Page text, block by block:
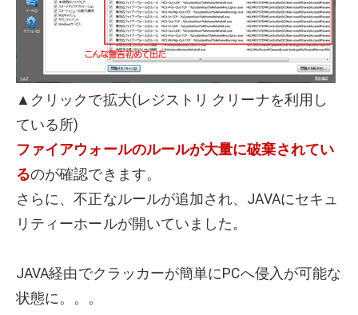
▲クリックで拡大(レジストリ クリーナを利用し
ている所)
ファイアウォールのルールが大量に破棄されてい
るのが確認できます。
さらに、不正なルールが追加され、JAVAにセキュ
リティーホールが開いていました。
JAVA経由でクラッカーが簡単にPCへ侵入が可能な
状態に。。。